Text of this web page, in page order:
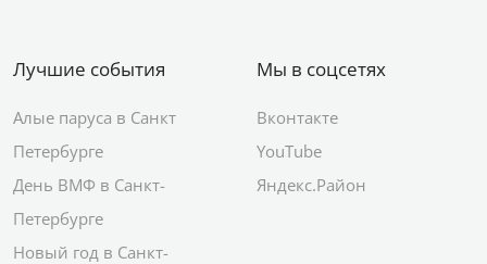
Лучшие события
Алые паруса в Санкт
Петербурге
День ВМФ в Санкт-
Петербурге
Новый год в Санкт-
Мы в соцсетях
Вконтакте
YouTube
Яндекс.Район